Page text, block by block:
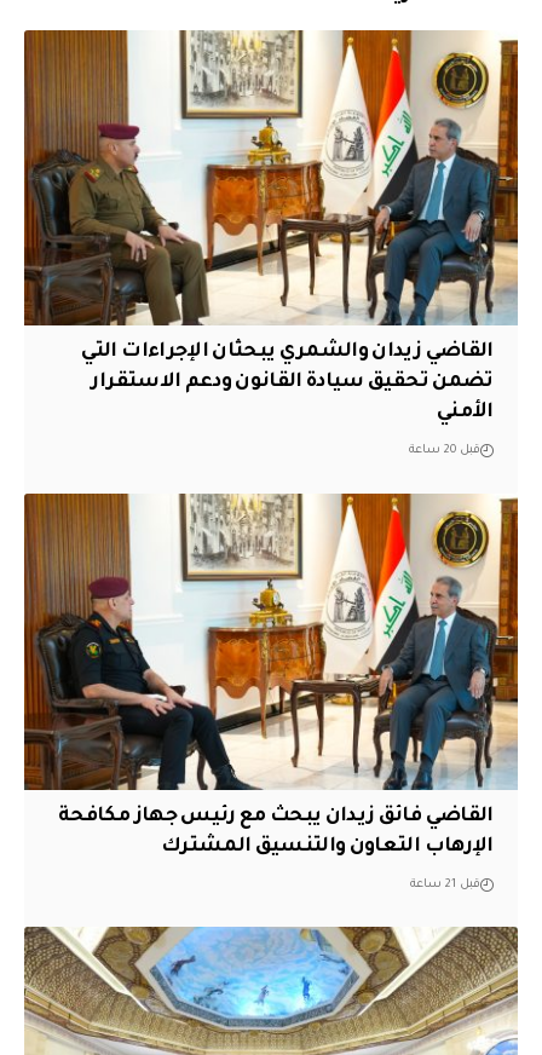
القاضي زيدان والشمري يبحثان الإجراءات التي
تضمن تحقيق سيادة القانون ودعم الاستقرار
الأمني
قبل 20 ساعة
القاضي فائق زيدان يبحث مع رئيس جهاز مكافحة
الإرهاب التعاون والتنسيق المشترك
قبل 21 ساعة